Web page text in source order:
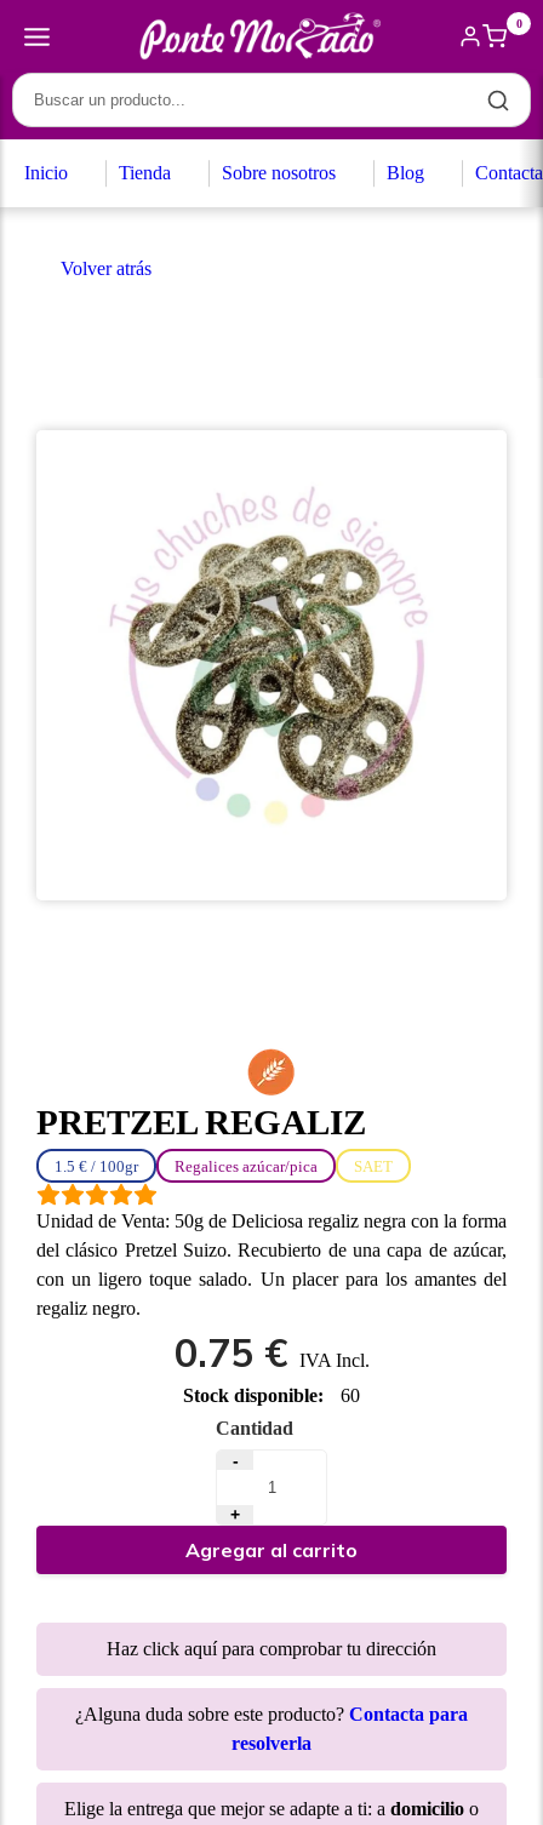
0
Inicio Tienda Sobre nosotros Blog
Volver atrás
PRETZEL REGALIZ
1.5 € / 100gr Regalices azúcar/pica SAET
Unidad de Venta: 50g de Deliciosa regaliz negra con la forma
del clásico Pretzel Suizo. Recubierto de una capa de azúcar,
con un ligero toque salado. Un placer para los amantes del
regaliz negro.
0.75 € IVA Incl.
Stock disponible:
60
Cantidad
-
+
Agregar al carrito
Haz click aquí para comprobar tu dirección
¿Alguna duda sobre este producto? Contacta para
resolverla
Elige la entrega que mejor se adapte a ti: a domicilio o